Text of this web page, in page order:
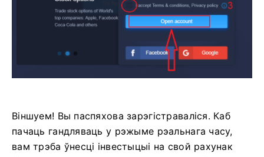
Віншуем! Вы паспяхова зарэгістраваліся. Каб
пачаць гандляваць у рэжыме рэальнага часу,
вам трэба ўнесці інвестыцыі на свой рахунак